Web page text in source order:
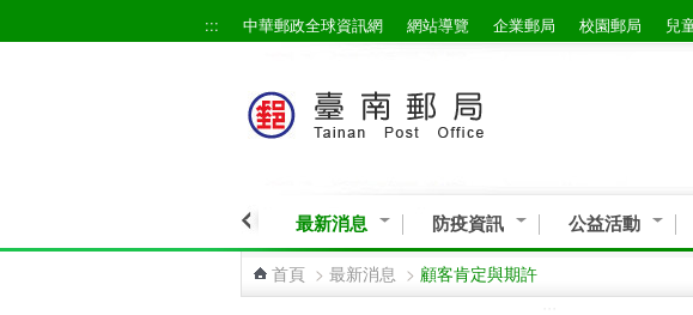
::: 中華郵政全球資訊網 網站導覽 企業郵局 校園郵局 兒
最新消息 防疫資訊 公益活動
首頁 > 最新消息 > 顧客肯定與期許